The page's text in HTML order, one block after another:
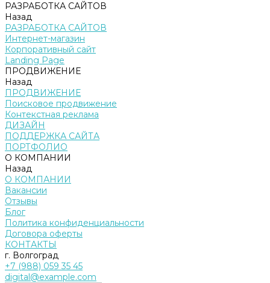
РАЗРАБОТКА САЙТОВ
Назад
РАЗРАБОТКА САЙТОВ
Интернет-магазин
Корпоративный сайт
Landing Page
ПРОДВИЖЕНИЕ
Назад
ПРОДВИЖЕНИЕ
Поисковое продвижение
Контекстная реклама
ДИЗАЙН
ПОДДЕРЖКА САЙТА
ПОРТФОЛИО
О КОМПАНИИ
Назад
О КОМПАНИИ
Вакансии
Отзывы
Блог
Политика конфиденциальности
Договора оферты
КОНТАКТЫ
г. Волгоград
+7 (988) 059 35 45
digital@example.com